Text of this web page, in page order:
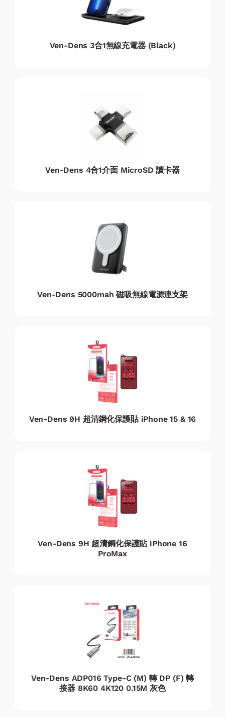
Ven-Dens 3合1無線充電器 (Black)
Ven-Dens 4合1介面 MicroSD 讀卡器
Ven-Dens 5000mah 磁吸無線電源連支架
Ven-Dens 9H 超清鋼化保護貼 iPhone 15 & 16
Ven-Dens 9H 超清鋼化保護貼 iPhone 16
ProMax
Ven-Dens ADP016 Type-C (M) 轉 DP (F) 轉
接器 8K60 4K120 0.15M 灰色